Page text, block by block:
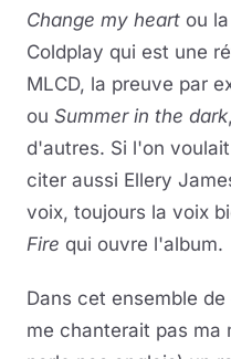
Change my heart ou
Coldplay qui est une
MLCD, la preuve par
ou Summer in the dark
d'autres. Si l'on
citer aussi Ellery
voix, toujours la voix
Fire qui ouvre l'album.
Dans cet ensemble
me chanterait pas ma